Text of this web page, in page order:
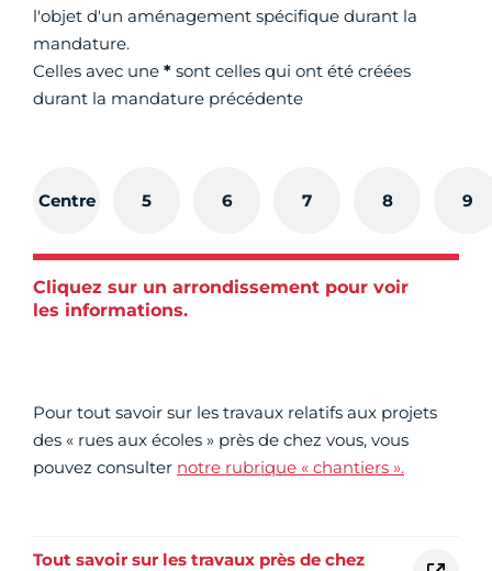
l'objet d'un aménagement spécifique durant la
mandature.
Celles avec une * sont celles qui ont été créées
durant la mandature précédente
Centre 5 6 7 8 9
Cliquez sur un arrondissement pour voir
les informations.
Pour tout savoir sur les travaux relatifs aux projets
des « rues aux écoles » près de chez vous, vous
pouvez consulter notre rubrique « chantiers ».
Tout savoir sur les travaux près de chez